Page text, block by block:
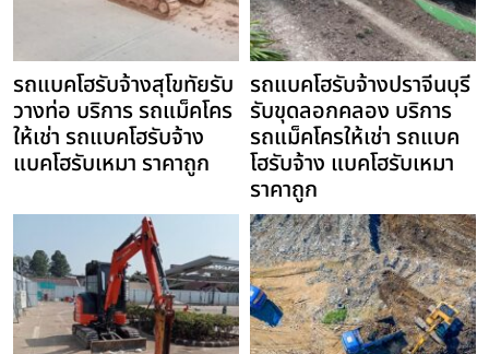
รถแบคโฮรับจ้างสุโขทัยรับ
วางท่อ บริการ รถแม็คโคร
ให้เช่า รถแบคโฮรับจ้าง
แบคโฮรับเหมา ราคาถูก
รถแบคโฮรับจ้างปราจีนบุรี
รับขุดลอกคลอง บริการ
รถแม็คโครให้เช่า รถแบค
โฮรับจ้าง แบคโฮรับเหมา
ราคาถูก